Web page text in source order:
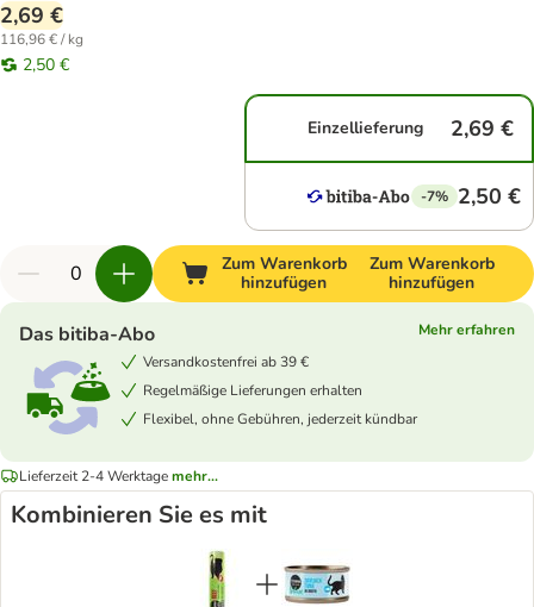
2,69 €
116,96 € / kg
2,50 €
Einzellieferung 2,69 €
-7% 2,50 €
Zum Warenkorb
hinzufügen
Zum Warenkorb
hinzufügen
Das bitiba-Abo
Mehr erfahren
Versandkostenfrei ab 39 €
Regelmäßige Lieferungen erhalten
Flexibel, ohne Gebühren, jederzeit kündbar
Lieferzeit 2-4 Werktagemehr...
Kombinieren Sie es mit